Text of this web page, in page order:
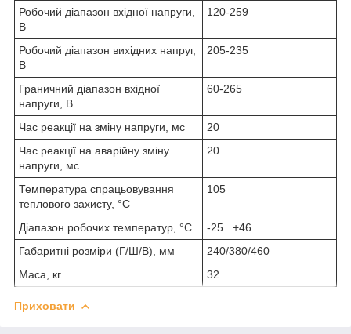
Робочий діапазон вхідної напруги,
В
120-259
Робочий діапазон вихідних напруг,
В
205-235
Граничний діапазон вхідної
напруги, В
60-265
Час реакції на зміну напруги, мс
20
Час реакції на аварійну зміну
напруги, мс
20
Температура спрацьовування
теплового захисту, °C
105
Діапазон робочих температур, °C
-25...+46
Габаритні розміри (Г/Ш/В), мм
240/380/460
Маса, кг
32
Приховати